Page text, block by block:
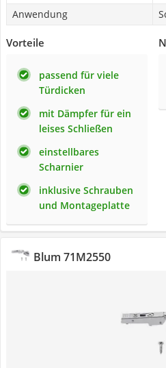
Anwendung
Vorteile
passend für viele
Türdicken
mit Dämpfer für ein
leises Schließen
einstellbares
Scharnier
inklusive Schrauben
und Montageplatte
Blum 71M2550